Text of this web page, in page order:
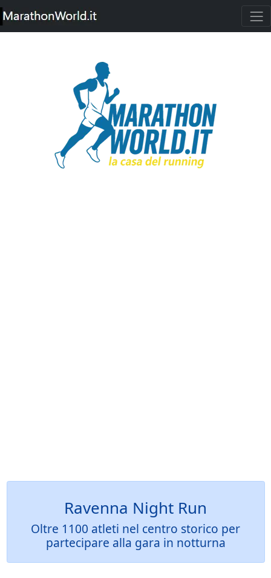
Ravenna Night Run
Oltre 1100 atleti nel centro storico per
partecipare alla gara in notturna